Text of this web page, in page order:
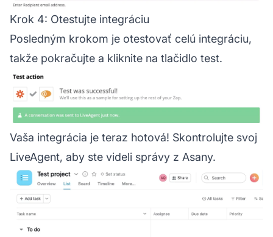
Krok 4: Otestujte integráciu
Posledným krokom je otestovať celú integráciu,
takže pokračujte a kliknite na tlačidlo test.
Vaša integrácia je teraz hotová! Skontrolujte svoj
LiveAgent, aby ste videli správy z Asany.